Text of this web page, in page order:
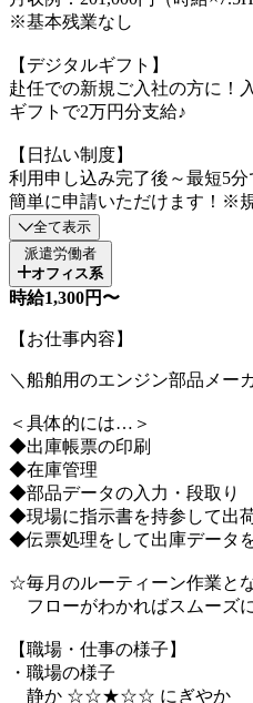
※基本残業なし
【デジタルギフト】
赴任での新規ご入社の方に！
ギフトで2万円分支給♪
【日払い制度】
利用申し込み完了後～最短5
簡単に申請いただけます！※
全て表示
派遣労働者
オフィス系
時給1,300円〜
【お仕事内容】
＼船舶用のエンジン部品メー
＜具体的には…＞
◆出庫帳票の印刷
◆在庫管理
◆部品データの入力・段取り
◆現場に指示書を持参して出
◆伝票処理をして出庫データ
☆毎月のルーティーン作業と
フローがわかればスムーズ
【職場・仕事の様子】
・職場の様子
静か ☆☆★☆☆ にぎやか